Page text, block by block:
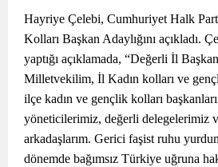
Hayriye Çelebi, Cumhuriyet Halk
Kolları Başkan Adaylığını açıkladı.
yaptığı açıklamada, “Değerli İl
Milletvekilim, İl Kadın kolları ve
ilçe kadın ve gençlik kolları
yöneticilerimiz, değerli delegelerimiz
arkadaşlarım. Gerici faşist ruhu
dönemde bağımsız Türkiye uğruna